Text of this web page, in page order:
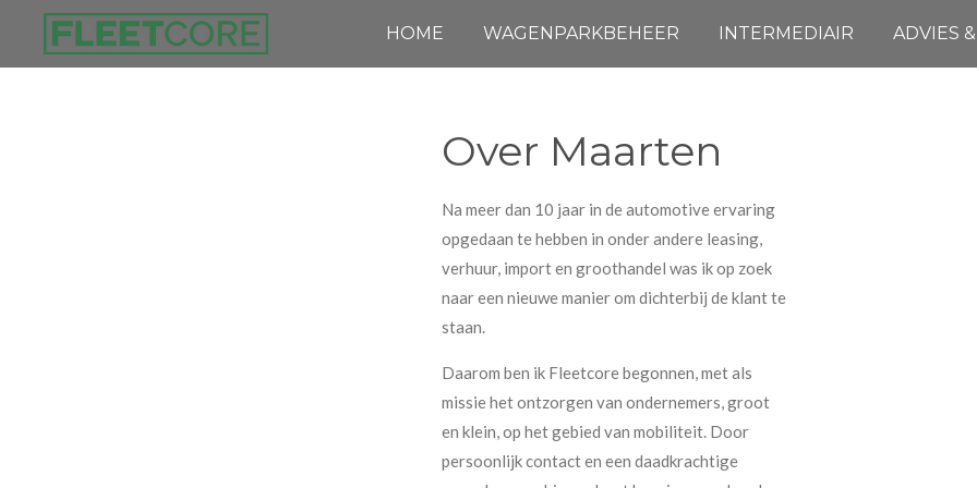
direct
HOME WAGENPARKBEHEER INTERMEDIAIR ADVIES
Over Maarten
Na meer dan 10 jaar in de automotive ervaring
opgedaan te hebben in onder andere leasing,
verhuur, import en groothandel was ik op zoek
naar een nieuwe manier om dichterbij de klant te
staan.
Daarom ben ik Fleetcore begonnen, met als
missie het ontzorgen van ondernemers, groot
en klein, op het gebied van mobiliteit. Door
persoonlijk contact en een daadkrachtige